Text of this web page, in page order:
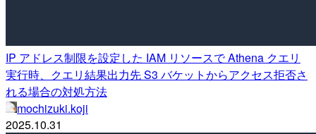
IP アドレス制限を設定した IAM リソースで Athena クエリ
実行時、クエリ結果出力先 S3 バケットからアクセス拒否さ
れる場合の対処方法
mochizuki.koji
2025.10.31